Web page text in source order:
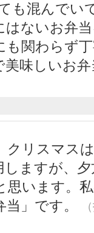
も混んでい
はないお弁
関わらず
美味しいお
クリスマス
ますが、
います。
」です。